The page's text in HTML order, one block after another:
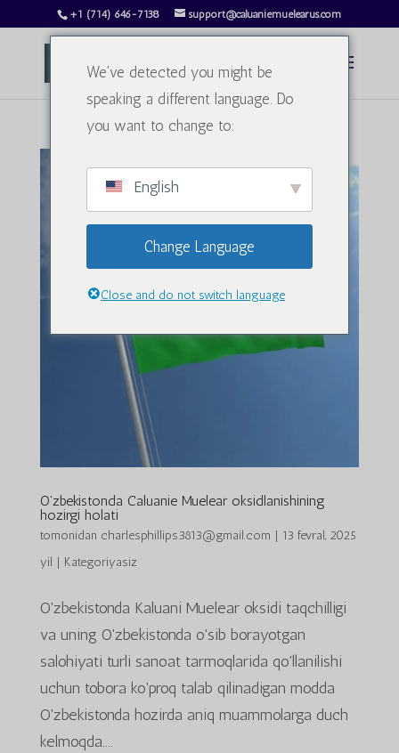
+1 (714) 646-7138 support@caluaniemuelearus.com
O'zbekistonda Caluanie Muelear oksidlanishining
hozirgi holati
tomonidan charlesphillips3813@gmail.com | 13 fevral, 2025
yil | Kategoriyasiz
O'zbekistonda Kaluani Muelear oksidi taqchilligi
va uning O'zbekistonda o'sib borayotgan
salohiyati turli sanoat tarmoqlarida qo'llanilishi
uchun tobora ko'proq talab qilinadigan modda
O'zbekistonda hozirda aniq muammolarga duch
kelmoqda....
We've detected you might be
speaking a different language. Do
you want to change to:
English
Change Language
Close and do not switch language